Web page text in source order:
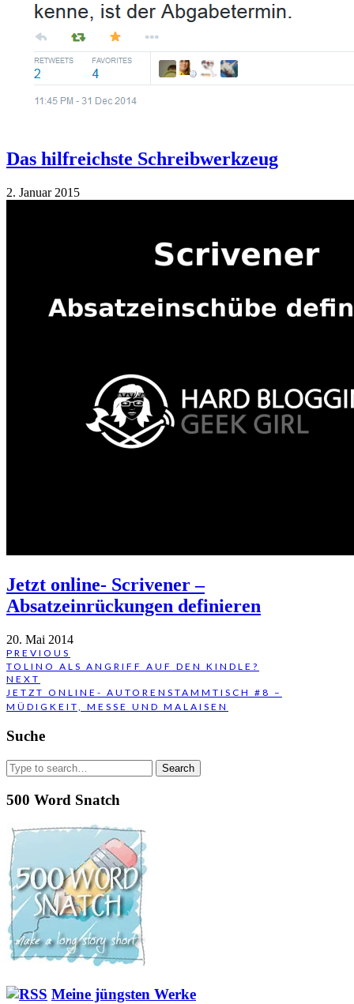
Das hilfreichste Schreibwerkzeug
2. Januar 2015
Jetzt online- Scrivener –
Absatzeinrückungen definieren
20. Mai 2014
Beitragsnavigation
PREVIOUS
PREVIOUS
POST:
TOLINO ALS ANGRIFF AUF DEN KINDLE?
NEXT
NEXT
POST:
JETZT ONLINE- AUTORENSTAMMTISCH #8 –
MÜDIGKEIT, MESSE UND MALAISEN
Suche
Search
for:
500 Word Snatch
Meine jüngsten Werke